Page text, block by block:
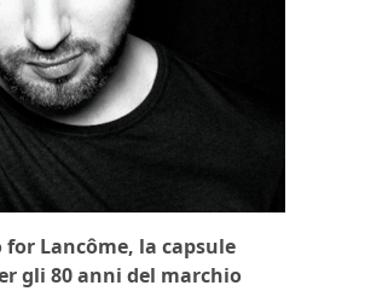
Lancôme, la capsule
gli 80 anni del marchio